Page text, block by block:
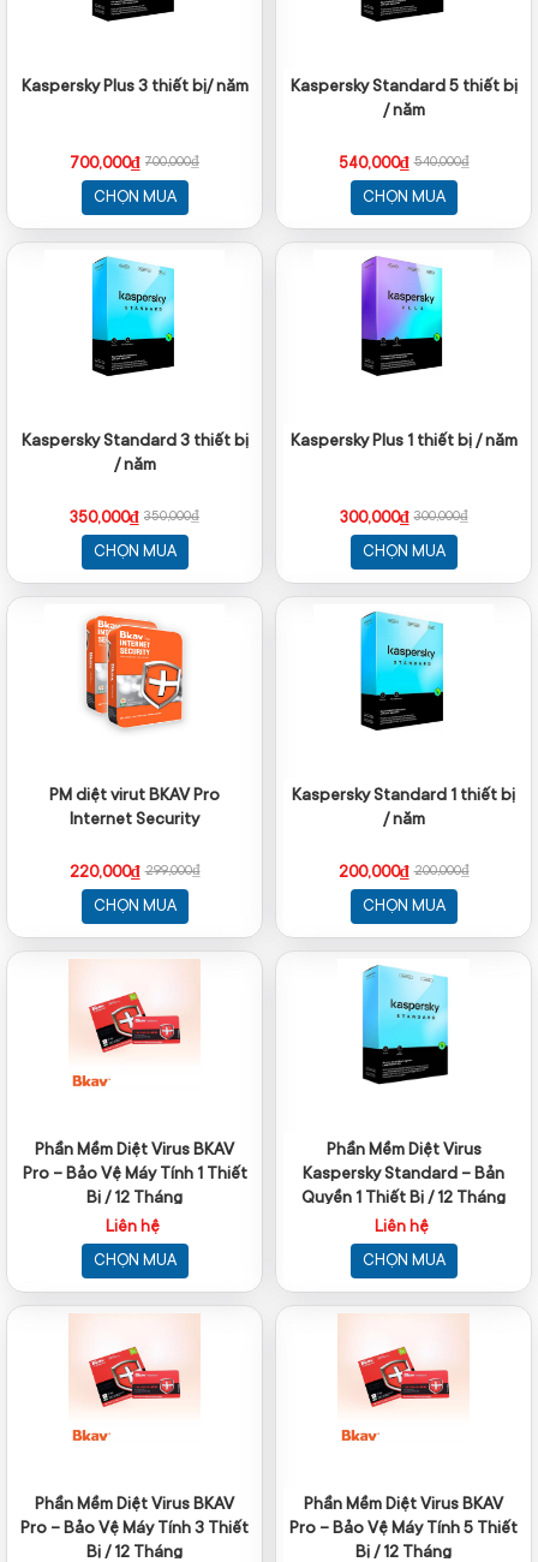
Kaspersky Plus 3 thiết bị/ năm
700,000₫ 700,000₫
CHỌN MUA
Kaspersky Standard 5 thiết bị
/ năm
540,000₫ 540,000₫
CHỌN MUA
Kaspersky Standard 3 thiết bị
/ năm
350,000₫ 350,000₫
CHỌN MUA
Kaspersky Plus 1 thiết bị / năm
300,000₫ 300,000₫
CHỌN MUA
PM diệt virut BKAV Pro
Internet Security
220,000₫ 299,000₫
CHỌN MUA
Kaspersky Standard 1 thiết bị
/ năm
200,000₫ 200,000₫
CHỌN MUA
Phần Mềm Diệt Virus BKAV
Pro – Bảo Vệ Máy Tính 1 Thiết
Bị / 12 Tháng
Liên hệ
CHỌN MUA
Phần Mềm Diệt Virus
Kaspersky Standard – Bản
Quyền 1 Thiết Bị / 12 Tháng
Liên hệ
CHỌN MUA
Phần Mềm Diệt Virus BKAV
Pro – Bảo Vệ Máy Tính 3 Thiết
Bị / 12 Tháng
Phần Mềm Diệt Virus BKAV
Pro – Bảo Vệ Máy Tính 5 Thiết
Bị / 12 Tháng